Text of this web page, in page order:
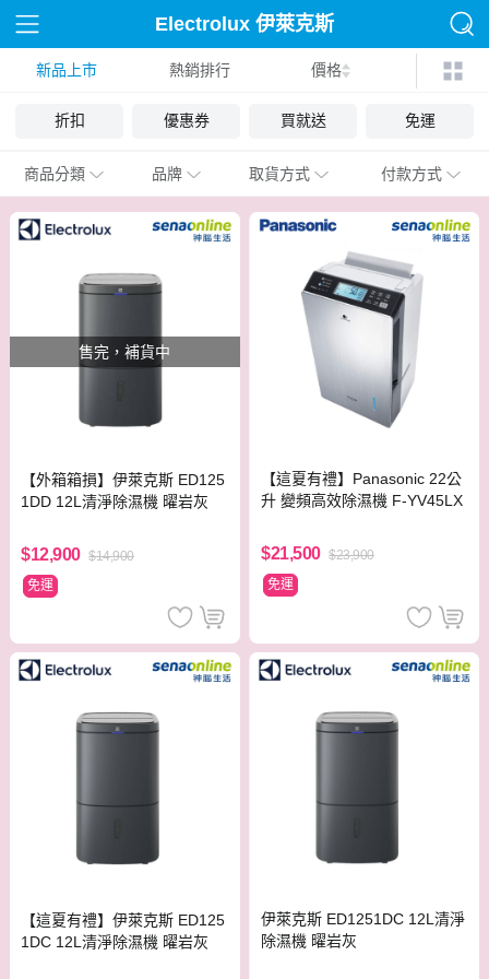
Electrolux 伊萊克斯
新品上市 熱銷排行 價格
折扣 優惠券 買就送 免運
商品分類 品牌 取貨方式 付款方式
售完，補貨中
【外箱箱損】伊萊克斯 ED125
1DD 12L清淨除濕機 曜岩灰
$12,900 $14,900
免運
【這夏有禮】Panasonic 22公
升 變頻高效除濕機 F-YV45LX
$21,500 $23,900
免運
【這夏有禮】伊萊克斯 ED125
1DC 12L清淨除濕機 曜岩灰
伊萊克斯 ED1251DC 12L清淨
除濕機 曜岩灰